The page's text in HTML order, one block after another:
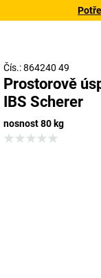
Čís.: 864240 49
Prostorově
IBS Scherer
nosnost 80 kg